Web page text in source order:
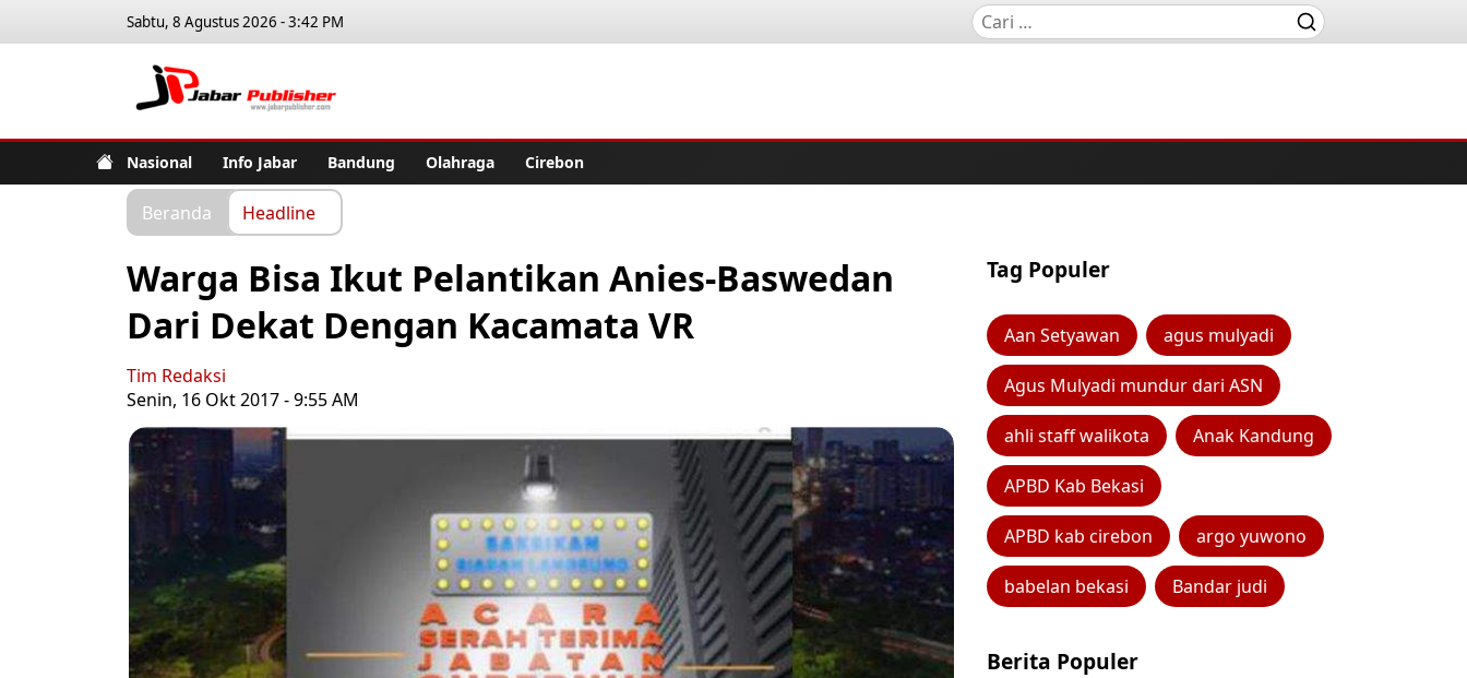
Sabtu, 8 Agustus 2026 - 3:42 PM
Nasional Info Jabar Bandung Olahraga Cirebon
Beranda Headline
Warga Bisa Ikut Pelantikan Anies-Baswedan
Dari Dekat Dengan Kacamata VR
Tim Redaksi
Senin, 16 Okt 2017 - 9:55 AM
Tag Populer
Aan Setyawan agus mulyadi
Agus Mulyadi mundur dari ASN
ahli staff walikota Anak Kandung
APBD Kab Bekasi
APBD kab cirebon argo yuwono
babelan bekasi Bandar judi
Berita Populer